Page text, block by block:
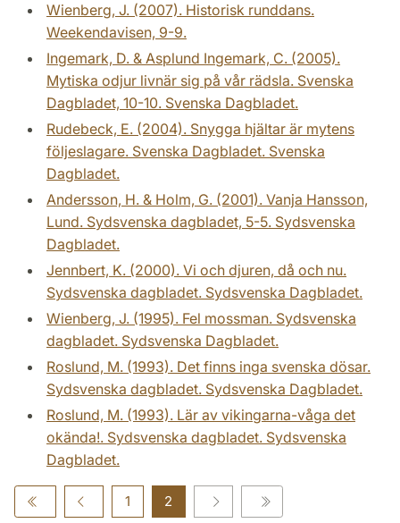
Wienberg, J. (2007). Historisk runddans.
Weekendavisen, 9-9.
Ingemark, D. & Asplund Ingemark, C. (2005).
Mytiska odjur livnär sig på vår rädsla. Svenska
Dagbladet, 10-10. Svenska Dagbladet.
Rudebeck, E. (2004). Snygga hjältar är mytens
följeslagare. Svenska Dagbladet. Svenska
Dagbladet.
Andersson, H. & Holm, G. (2001). Vanja Hansson,
Lund. Sydsvenska dagbladet, 5-5. Sydsvenska
Dagbladet.
Jennbert, K. (2000). Vi och djuren, då och nu.
Sydsvenska dagbladet. Sydsvenska Dagbladet.
Wienberg, J. (1995). Fel mossman. Sydsvenska
dagbladet. Sydsvenska Dagbladet.
Roslund, M. (1993). Det finns inga svenska dösar.
Sydsvenska dagbladet. Sydsvenska Dagbladet.
Roslund, M. (1993). Lär av vikingarna-våga det
okända!. Sydsvenska dagbladet. Sydsvenska
Dagbladet.
1 2